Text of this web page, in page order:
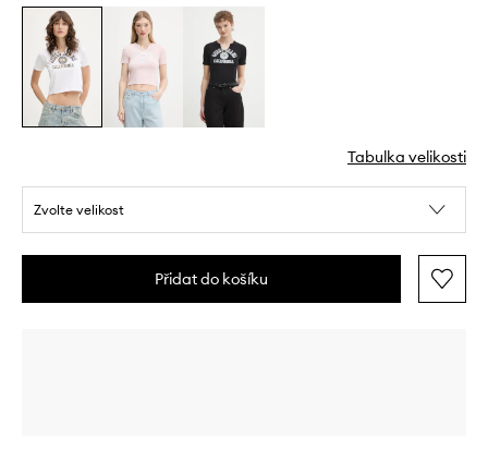
Tabulka velikosti
Zvolte velikost
Přidat do košíku